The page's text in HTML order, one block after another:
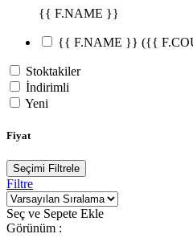
{{ F.NAME }}
{{ F.NAME }} ({{
Stoktakiler
İndirimli
Yeni
Fiyat
Seçimi Filtrele
Filtre
Seç ve Sepete Ekle
Görünüm :